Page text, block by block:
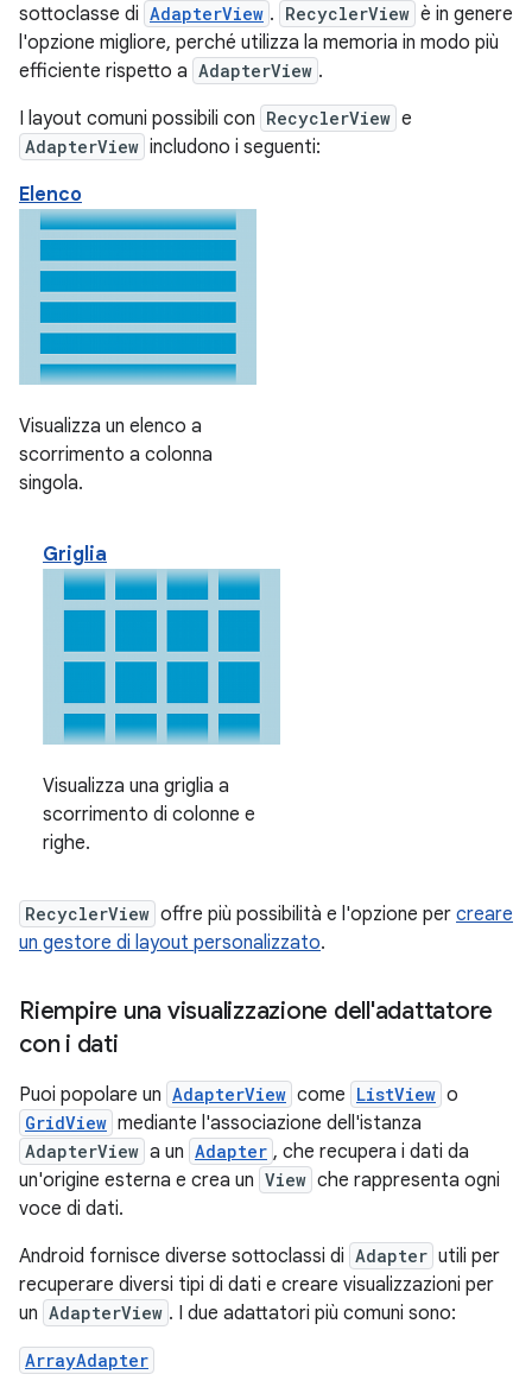
sottoclasse di AdapterView . RecyclerView è in genere
l'opzione migliore, perché utilizza la memoria in modo più
efficiente rispetto a AdapterView .
I layout comuni possibili con RecyclerView e
AdapterView includono i seguenti:
Elenco
Visualizza un elenco a
scorrimento a colonna
singola.
Griglia
Visualizza una griglia a
scorrimento di colonne e
righe.
RecyclerView offre più possibilità e l'opzione per creare
un gestore di layout personalizzato.
Riempire una visualizzazione dell'adattatore
con i dati
Puoi popolare un AdapterView come ListView o
GridView mediante l'associazione dell'istanza
AdapterView a un Adapter , che recupera i dati da
un'origine esterna e crea un View che rappresenta ogni
voce di dati.
Android fornisce diverse sottoclassi di Adapter utili per
recuperare diversi tipi di dati e creare visualizzazioni per
un AdapterView . I due adattatori più comuni sono:
ArrayAdapter